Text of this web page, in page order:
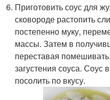
Приготовить соус для
сковороде растопить
постепенно муку,
массы. Затем в
переставая
загустения соуса. Соус
посолить по вкусу.